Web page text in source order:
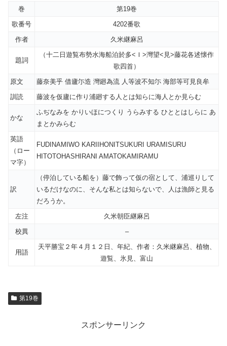
巻
第19巻
歌番号
4202番歌
作者
久米継麻呂
題詞
（十二日遊覧布勢水海船泊於多<Ｉ>灣望<見>藤花各述懐作
歌四首）
原文
藤奈美乎 借廬尓造 灣廻為流 人等波不知尓 海部等可見良牟
訓読
藤波を仮廬に作り浦廻する人とは知らに海人とか見らむ
かな
ふぢなみを かりいほにつくり うらみする ひととはしらに あ
まとかみらむ
英語
（ロー
マ字）
FUDINAMIWO KARIIHONITSUKURI URAMISURU
HITOTOHASHIRANI AMATOKAMIRAMU
訳
（停泊している船を）藤で飾って仮の宿として、浦巡りして
いるだけなのに、そんな私とは知らないで、人は漁師と見る
だろうか。
左注
久米朝臣継麻呂
校異
–
用語
天平勝宝２年４月１２日、年紀、作者：久米継麻呂、植物、
遊覧、氷見、富山
第19巻
スポンサーリンク